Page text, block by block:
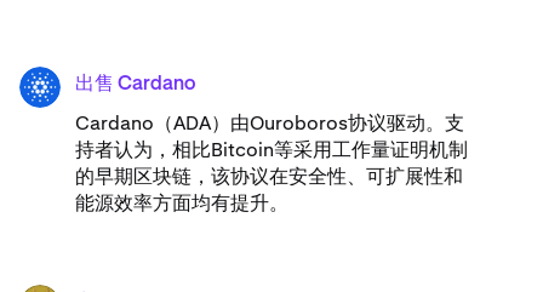
ADA 出售 Cardano
Cardano（ADA）​由Ouroboros协议驱动。支
持者认为，相比Bitcoin等采用工作量证明机制
的早期区块链，该协议在安全性、可扩展性和
能源效率方面均有提升。